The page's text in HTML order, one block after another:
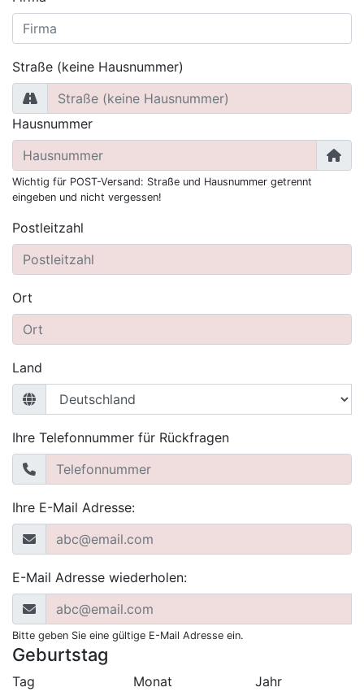
Straße (keine Hausnummer)
Hausnummer
Wichtig für POST-Versand: Straße und Hausnummer getrennt
eingeben und nicht vergessen!
Postleitzahl
Ort
Land
Ihre Telefonnummer für Rückfragen
Ihre E-Mail Adresse:
E-Mail Adresse wiederholen:
Bitte geben Sie eine gültige E-Mail Adresse ein.
Geburtstag
Tag Monat Jahr